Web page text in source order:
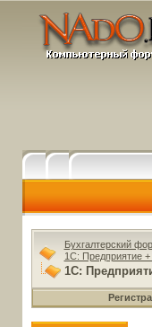
Бухгалтерский
1C: Предприятие
1С: